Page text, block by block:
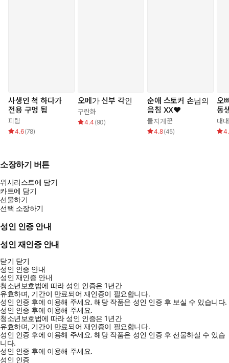
사생인 척 하다가
전용 구멍 됨
피림
4.6(78)
오메가 신부 각인
구란화
4.4 (90)
순애 스토커 손님의
음침 XX❤️
물지게꾼
4.8(45)
오
동
대
소장하기 버튼
위시리스트에 담기
카트에 담기
선물하기
선택 소장하기
성인 인증 안내
성인 재인증 안내
닫기 닫기
성인 인증 안내
성인 재인증 안내
청소년보호법에 따라 성인 인증은 1년간
유효하며, 기간이 만료되어 재인증이 필요합니다.
성인 인증 후에 이용해 주세요.해당 작품은 성인 인증 후 보실 수 있습니다.
성인 인증 후에 이용해 주세요.
청소년보호법에 따라 성인 인증은 1년간
유효하며, 기간이 만료되어 재인증이 필요합니다.
성인 인증 후에 이용해 주세요.해당 작품은 성인 인증 후 선물하실 수 있습
니다.
성인 인증 후에 이용해 주세요.
성인 인증